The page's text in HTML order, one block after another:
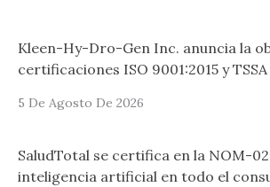
Kleen-Hy-Dro-Gen Inc. anuncia la
certificaciones ISO 9001:2015 y TSSA
5 De Agosto De 2026
SaludTotal se certifica en la NOM-
inteligencia artificial en todo el